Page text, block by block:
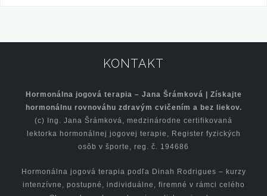
KONTAKT
Hormonálna jogová terapia – Jana Šrámková | Získajte
hormonálnu rovnováhu zdravým cvičením a bez liekov.
(c) Ing. Jana Šrámková, medzinárodne certifikovaná
lektorka hormonálnej jogovej terapie, Register fyzických
osôb v športe, reg. č. 194686
Hormonálna jogová terapia podľa Dinah Rodrigues – kurzy
intenzívne, postupné, individuálne, firemné v rámci celého